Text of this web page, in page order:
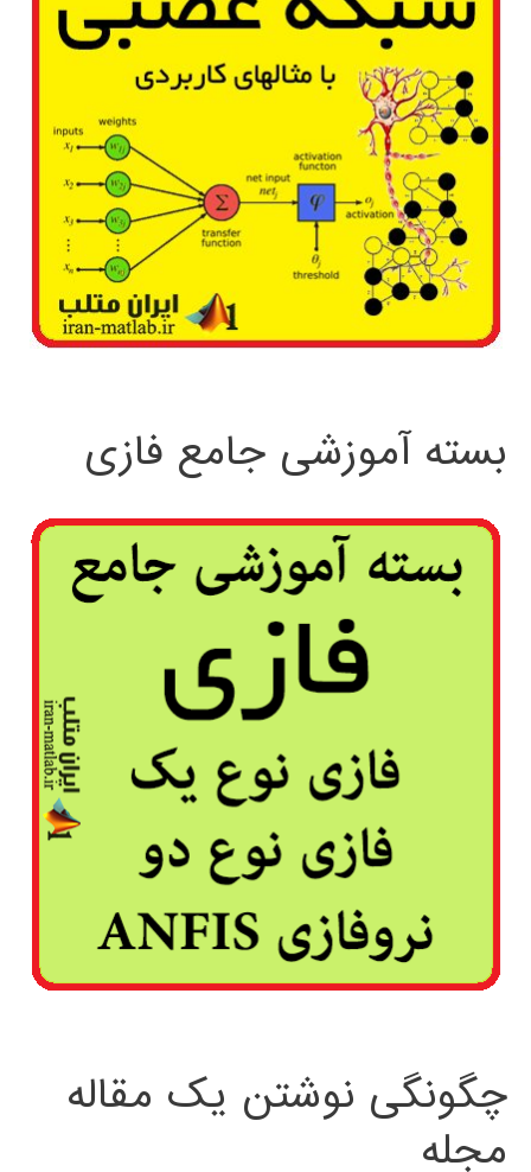
بسته آموزشی جامع فازی
چگونگی نوشتن یک مقاله
مجله